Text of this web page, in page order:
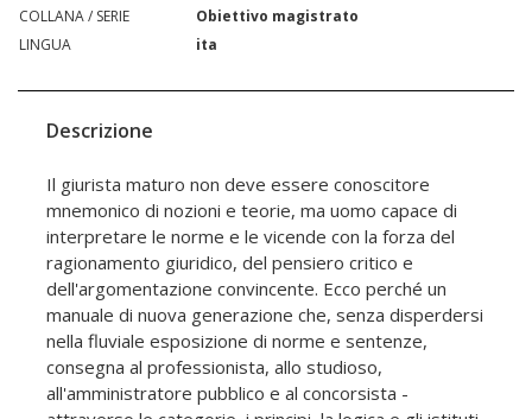
COLLANA / SERIE
Obiettivo magistrato
LINGUA
ita
Descrizione
Il giurista maturo non deve essere conoscitore
mnemonico di nozioni e teorie, ma uomo capace di
interpretare le norme e le vicende con la forza del
ragionamento giuridico, del pensiero critico e
dell'argomentazione convincente. Ecco perché un
manuale di nuova generazione che, senza disperdersi
nella fluviale esposizione di norme e sentenze,
consegna al professionista, allo studioso,
all'amministratore pubblico e al concorsista -